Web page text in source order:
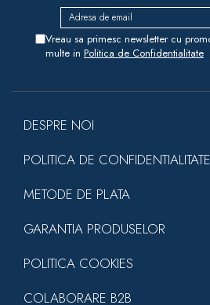
Vreau sa primesc newsletter cu
multe in Politica de Confidentialitate
DESPRE NOI
POLITICA DE CONFIDENTIALITATE
METODE DE PLATA
GARANTIA PRODUSELOR
POLITICA COOKIES
COLABORARE B2B